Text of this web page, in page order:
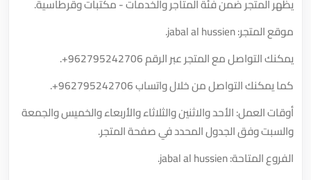
يظهر المتجر ضمن فئة المتاجر والخدمات - مكتبات وقرطاسية.
موقع المتجر: jabal al hussien.
يمكنك التواصل مع المتجر عبر الرقم+962795242706
.
كما يمكنك التواصل من خلال واتساب+962795242706
.
أوقات العمل: الأحد والاثنين والثلاثاء والأربعاء والخميس والجمعة
والسبت وفق الجدول المحدد في صفحة المتجر.
الفروع المتاحة: jabal al hussien.